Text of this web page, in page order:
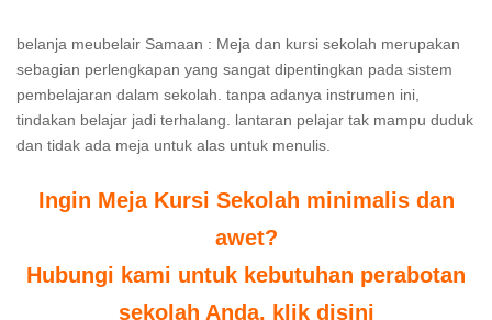
belanja meubelair Samaan : Meja dan kursi sekolah merupakan
sebagian perlengkapan yang sangat dipentingkan pada sistem
pembelajaran dalam sekolah. tanpa adanya instrumen ini,
tindakan belajar jadi terhalang. lantaran pelajar tak mampu duduk
dan tidak ada meja untuk alas untuk menulis.
Ingin Meja Kursi Sekolah minimalis dan
awet?
Hubungi kami untuk kebutuhan perabotan
sekolah Anda, klik disini